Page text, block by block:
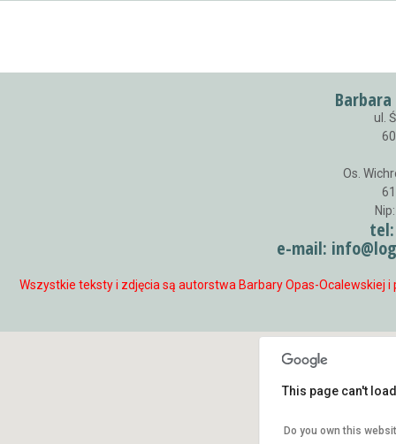
ul.
Os.
tel:
e-mail:
Wszystkie teksty i zdjęcia są autorstwa Barbary Opas-
This page can't
Do you own this